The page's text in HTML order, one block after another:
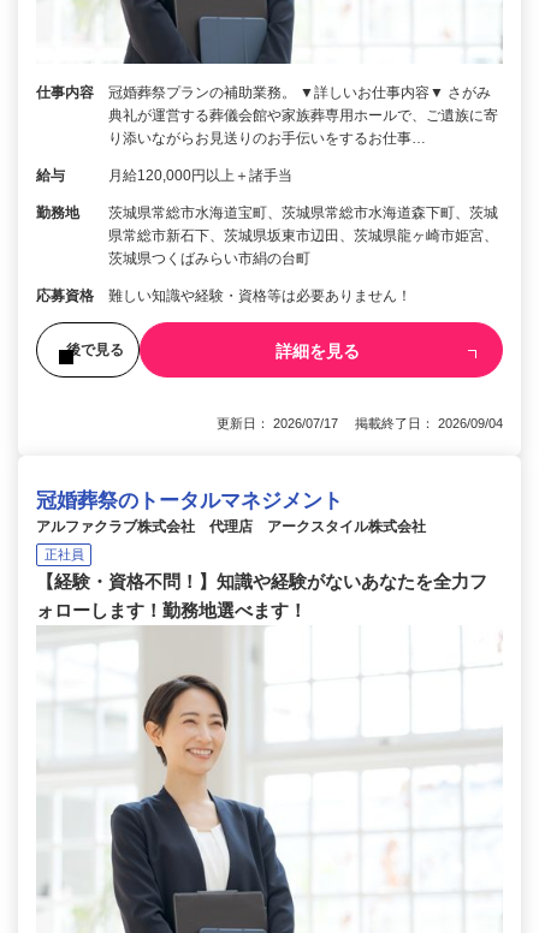
仕事内容
冠婚葬祭プランの補助業務。 ▼詳しいお仕事内容▼ さがみ
典礼が運営する葬儀会館や家族葬専用ホールで、ご遺族に寄
り添いながらお見送りのお手伝いをするお仕事…
給与 月給120,000円以上＋諸手当
勤務地
茨城県常総市水海道宝町、茨城県常総市水海道森下町、茨城
県常総市新石下、茨城県坂東市辺田、茨城県龍ヶ崎市姫宮、
茨城県つくばみらい市絹の台町
応募資格 難しい知識や経験・資格等は必要ありません！
後で見る 詳細を見る
更新日： 2026/07/17 掲載終了日： 2026/09/04
冠婚葬祭のトータルマネジメント
アルファクラブ株式会社 代理店 アークスタイル株式会社
正社員
【経験・資格不問！】知識や経験がないあなたを全力フ
ォローします！勤務地選べます！